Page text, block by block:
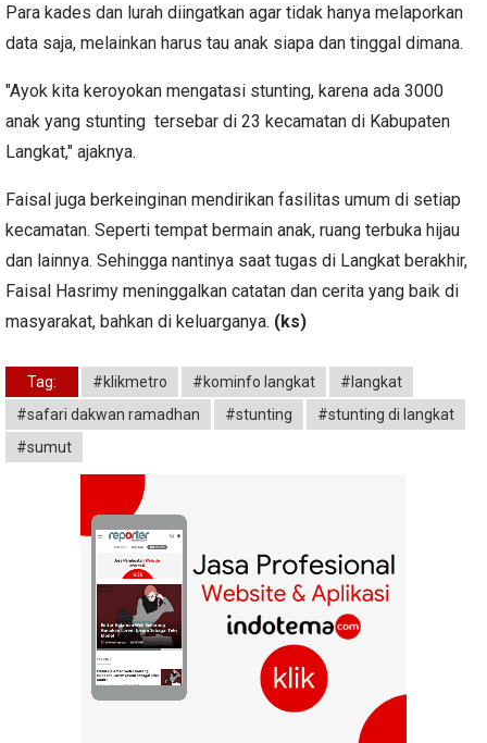
Para kades dan lurah diingatkan agar tidak hanya melaporkan
data saja, melainkan harus tau anak siapa dan tinggal dimana.
"Ayok kita keroyokan mengatasi stunting, karena ada 3000
anak yang stunting tersebar di 23 kecamatan di Kabupaten
Langkat," ajaknya.
Faisal juga berkeinginan mendirikan fasilitas umum di setiap
kecamatan. Seperti tempat bermain anak, ruang terbuka hijau
dan lainnya. Sehingga nantinya saat tugas di Langkat berakhir,
Faisal Hasrimy meninggalkan catatan dan cerita yang baik di
masyarakat, bahkan di keluarganya. (ks)
Tag: #klikmetro #kominfo langkat
#langkat
#safari dakwan ramadhan
#stunting
#stunting di langkat
#sumut